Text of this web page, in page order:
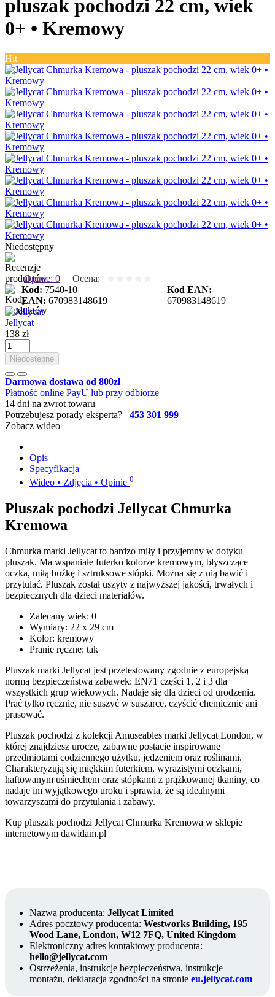
pluszak pochodzi 22 cm, wiek
0+ • Kremowy
Hit
Niedostępny
Opinie: 0
Ocena:
Kod: 7540-10
EAN: 670983148619
Kod EAN:
670983148619
Jellycat
138 zł
Niedostępne
Darmowa dostawa od 800zł
Płatność online PayU lub przy odbiorze
14 dni na zwrot towaru
Potrzebujesz porady eksperta? 453 301 999
Zobacz wideo
Opis
Specyfikacja
Wideo • Zdjęcia • Opinie 0
Pluszak pochodzi Jellycat Chmurka
Kremowa
Chmurka marki Jellycat to bardzo miły i przyjemny w dotyku
pluszak. Ma wspaniałe futerko kolorze kremowym, błyszczące
oczka, miłą buźkę i sztruksowe stópki. Można się z nią bawić i
przytulać. Pluszak został uszyty z najwyższej jakości, trwałych i
bezpiecznych dla dzieci materiałów.
Zalecany wiek: 0+
Wymiary: 22 x 29 cm
Kolor: kremowy
Pranie ręczne: tak
Pluszak marki Jellycat jest przetestowany zgodnie z europejską
normą bezpieczeństwa zabawek: EN71 części 1, 2 i 3 dla
wszystkich grup wiekowych. Nadaje się dla dzieci od urodzenia.
Prać tylko ręcznie, nie suszyć w suszarce, czyścić chemicznie ani
prasować.
Pluszak pochodzi z kolekcji Amuseables marki Jellycat London, w
której znajdziesz urocze, zabawne postacie inspirowane
przedmiotami codziennego użytku, jedzeniem oraz roślinami.
Charakteryzują się miękkim futerkiem, wyrazistymi oczkami,
haftowanym uśmiechem oraz stópkami z prążkowanej tkaniny, co
nadaje im wyjątkowego uroku i sprawia, że są idealnymi
towarzyszami do przytulania i zabawy.
Kup pluszak pochodzi Jellycat Chmurka Kremowa w sklepie
internetowym dawidam.pl
Nazwa producenta: Jellycat Limited
Adres pocztowy producenta: Westworks Building, 195
Wood Lane, London, W12 7FQ, United Kingdom
Elektroniczny adres kontaktowy producenta:
hello@jellycat.com
Ostrzeżenia, instrukcje bezpieczeństwa, instrukcje
montażu, deklaracja zgodności na stronie eu.jellycat.com